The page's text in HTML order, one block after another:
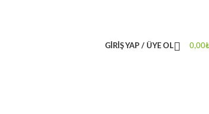
GIRIŞ YAP / ÜYE OL 0,00